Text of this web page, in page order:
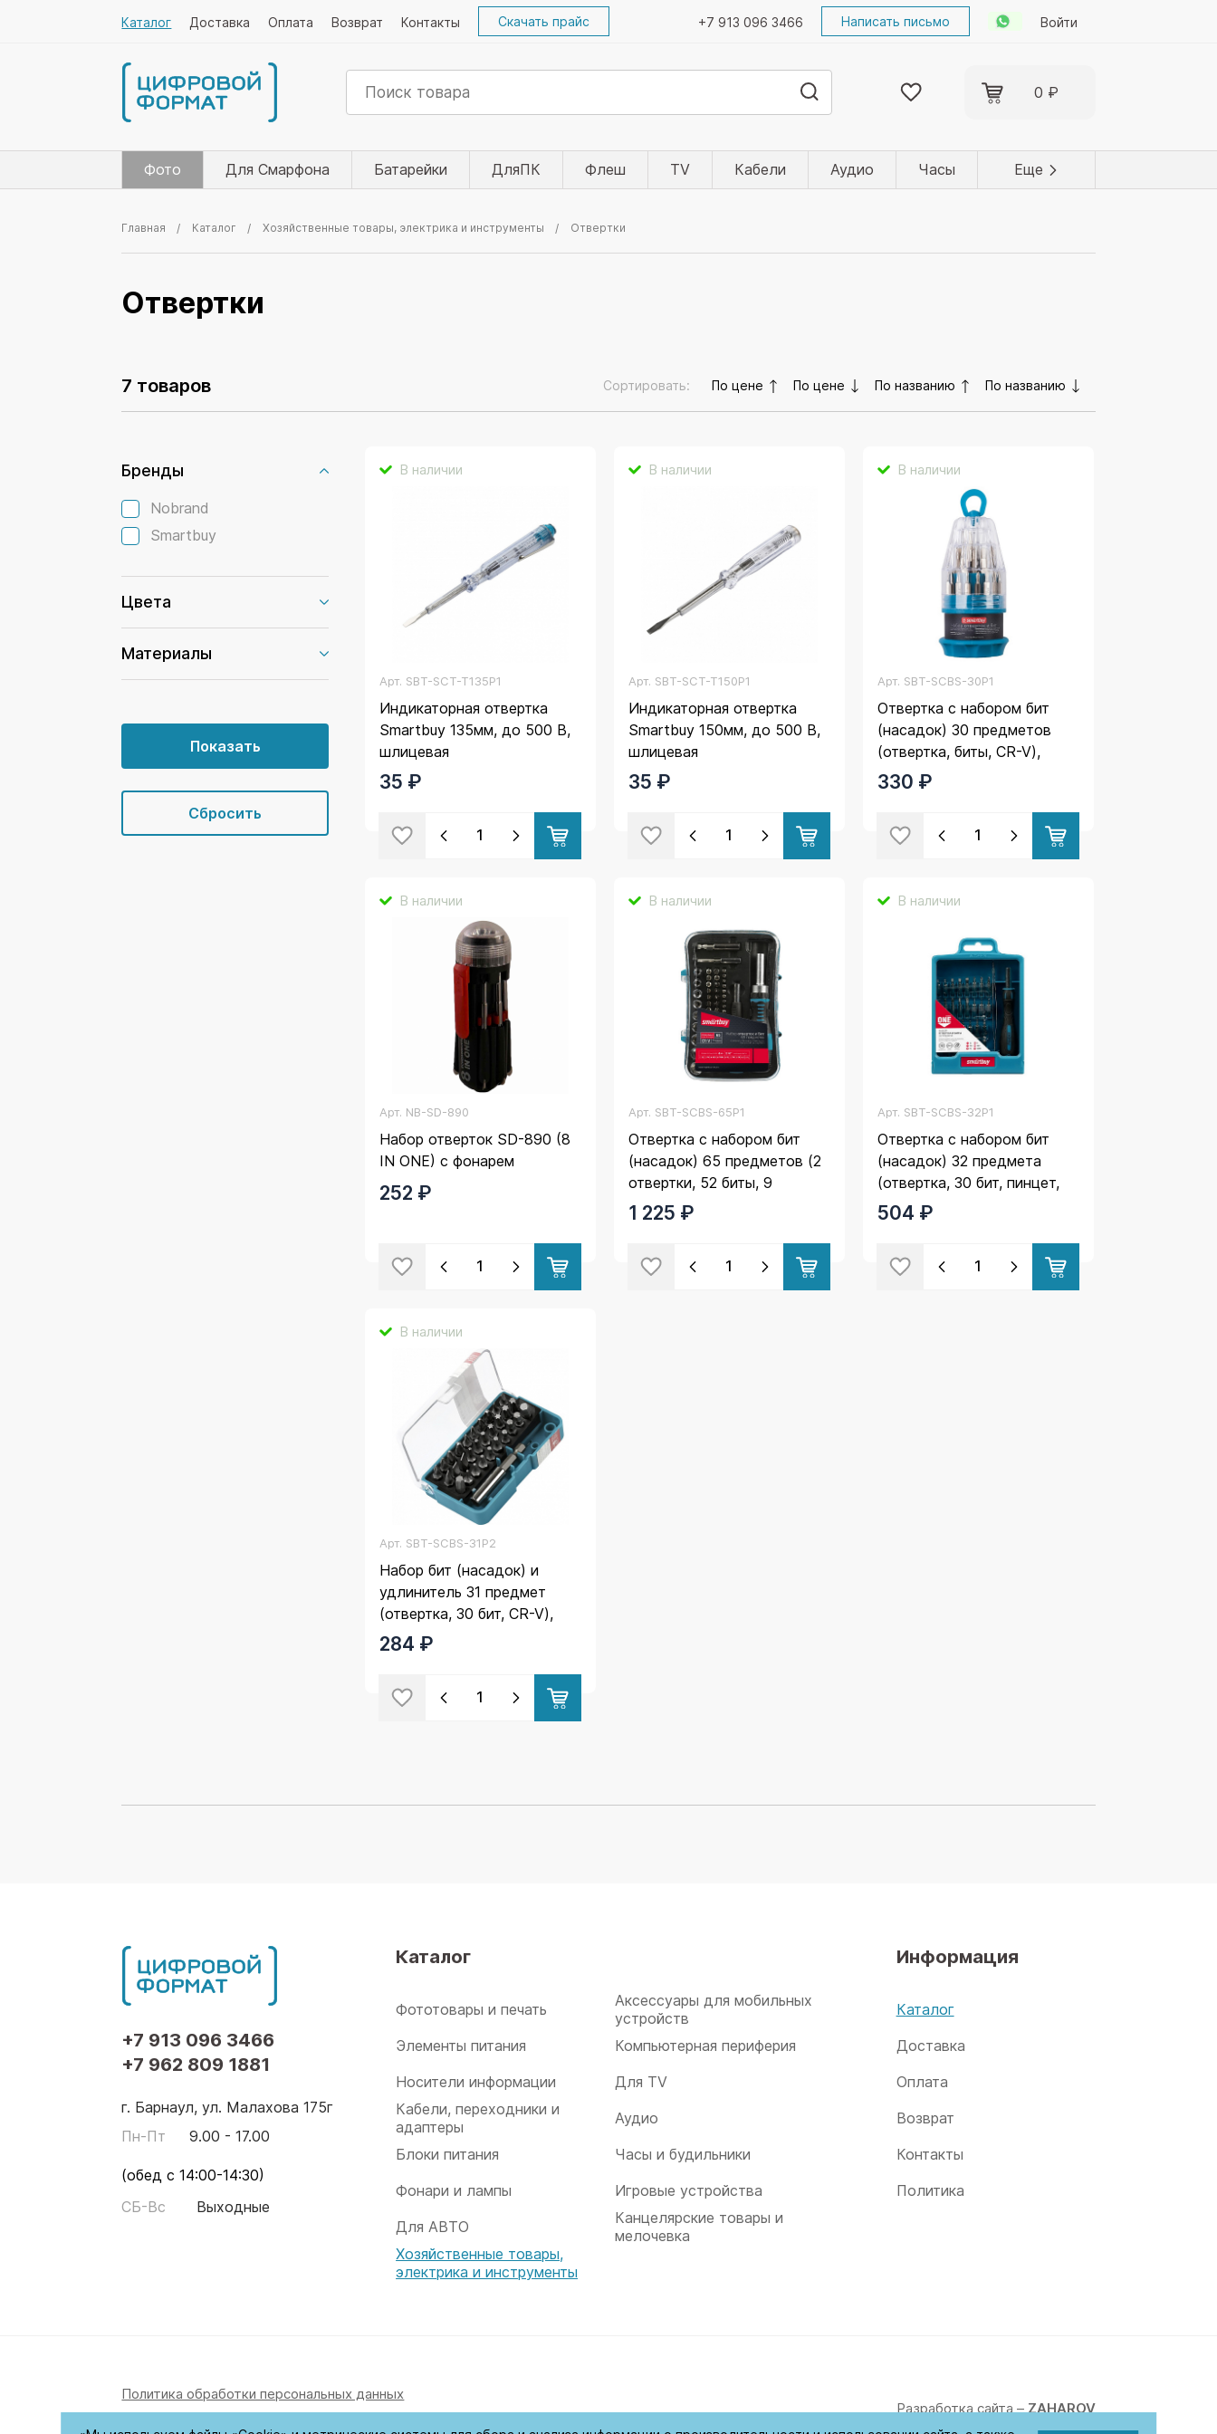
Каталог Доставка Оплата Возврат Контакты Скачать прайс +7 913 096 3466 Написать письмо Войти
0 ₽
Фото Для Смарфона Батарейки ДляПК Флеш TV Кабели Аудио Часы Еще
Главная Каталог Хозяйственные товары, электрика и инструменты Отвертки
Отвертки
7 товаров Сортировать: По цене По цене По названию По названию
Бренды
Nobrand
Smartbuy
Цвета
Материалы
В наличии
Арт. SBT-SCT-T135P1
Индикаторная отвертка
Smartbuy 135мм, до 500 В,
шлицевая
35 ₽
В наличии
Арт. SBT-SCT-T150P1
Индикаторная отвертка
Smartbuy 150мм, до 500 В,
шлицевая
35 ₽
В наличии
Арт. SBT-SCBS-30P1
Отвертка с набором бит
(насадок) 30 предметов
(отвертка, биты, CR-V),
Smartbuy
330 ₽
В наличии
Арт. NB-SD-890
Набор отверток SD-890 (8
IN ONE) с фонарем
252 ₽
В наличии
Арт. SBT-SCBS-65P1
Отвертка с набором бит
(насадок) 65 предметов (2
отвертки, 52 биты, 9
головок, CR-V), Smartbuy
1 225 ₽
В наличии
Арт. SBT-SCBS-32P1
Отвертка с набором бит
(насадок) 32 предмета
(отвертка, 30 бит, пинцет,
CR-V), Smartbuy
504 ₽
В наличии
Арт. SBT-SCBS-31P2
Набор бит (насадок) и
удлинитель 31 предмет
(отвертка, 30 бит, CR-V),
Smartbuy
284 ₽
+7 913 096 3466
+7 962 809 1881
г. Барнаул, ул. Малахова 175г
Пн-Пт
9.00 - 17.00
(обед с 14:00-14:30)
СБ-Вс
Выходные
Каталог
Фототовары и печать
Аксессуары для мобильных
устройств
Элементы питания
Компьютерная периферия
Носители информации
Для TV
Кабели, переходники и
адаптеры
Аудио
Блоки питания
Часы и будильники
Фонари и лампы
Игровые устройства
Для АВТО
Канцелярские товары и
мелочевка
Хозяйственные товары,
электрика и инструменты
Информация
Каталог
Доставка
Оплата
Возврат
Контакты
Политика
Политика обработки персональных данных
Разработка сайта –ZAHAROV